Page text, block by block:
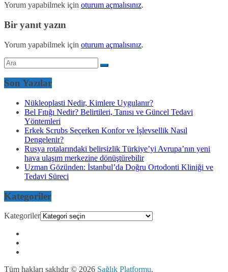
Yorum yapabilmek için oturum açmalısınız.
Bir yanıt yazın
Yorum yapabilmek için oturum açmalısınız.
Son Yazılar
Nükleoplasti Nedir, Kimlere Uygulanır?
Bel Fıtığı Nedir? Belirtileri, Tanısı ve Güncel Tedavi
Yöntemleri
Erkek Scrubs Seçerken Konfor ve İşlevsellik Nasıl
Dengelenir?
Rusya rotalarındaki belirsizlik Türkiye’yi Avrupa’nın yeni
hava ulaşım merkezine dönüştürebilir
Uzman Gözünden: İstanbul’da Doğru Ortodonti Kliniği ve
Tedavi Süreci
Kategoriler
Kategoriler
Tüm hakları saklıdır © 2026 Sağlık Platformu.